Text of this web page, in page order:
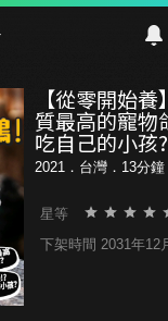
【從零開始
質最高的寵物
吃自己的小孩
2021．台灣．13分鐘
星等
下架時間 2031年12